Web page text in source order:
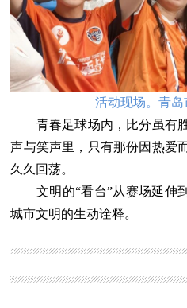
活动现场。青岛
青春足球场内，比分虽有胜
声与笑声里，只有那份因热爱
久久回荡。
文明的“看台”从赛场延伸到
城市文明的生动诠释。